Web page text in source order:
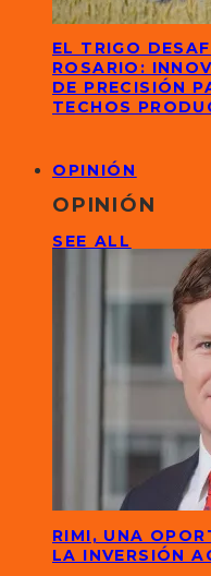
EL TRIGO
ROSARIO:
DE PRECISIÓN
TECHOS
OPINIÓN
OPINIÓN
SEE ALL
RIMI, UNA
LA INVERSIÓN